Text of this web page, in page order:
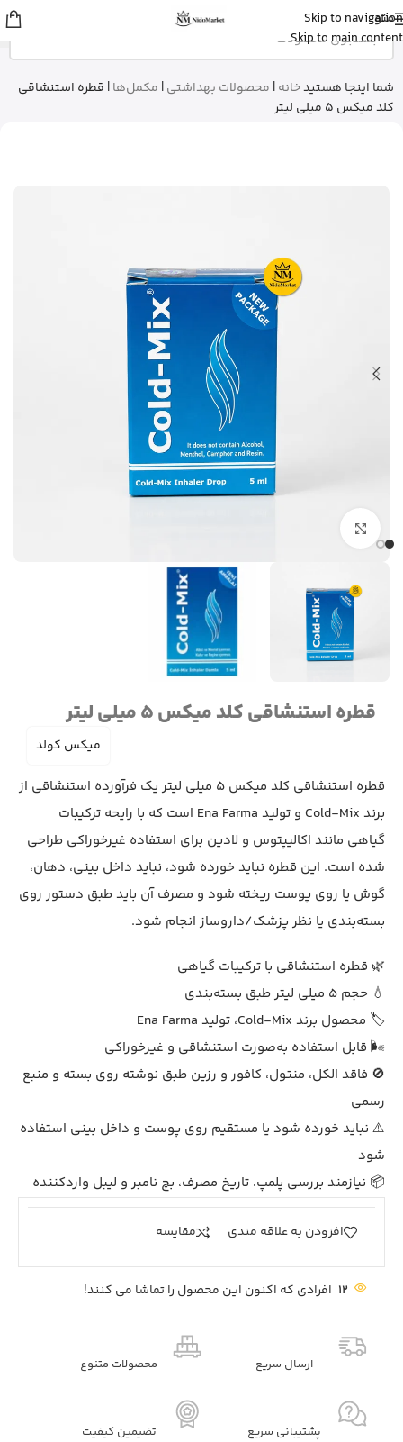
Skip to navigation
Skip to main content
منو
شما اینجا هستیدخانه| محصولات بهداشتی| مکمل‌ها| قطره استنشاقی
کلد میکس 5 میلی لیتر
قطره استنشاقی کلد میکس 5 میلی لیتر
میکس کولد
قطره استنشاقی کلد میکس 5 میلی لیتر یک فرآورده استنشاقی از
برند Cold-Mix و تولید Ena Farma است که با رایحه ترکیبات
گیاهی مانند اکالیپتوس و لادین برای استفاده غیرخوراکی طراحی
شده است. این قطره نباید خورده شود، نباید داخل بینی، دهان،
گوش یا روی پوست ریخته شود و مصرف آن باید طبق دستور روی
بسته‌بندی یا نظر پزشک/داروساز انجام شود.
🌿 قطره استنشاقی با ترکیبات گیاهی
💧 حجم 5 میلی لیتر طبق بسته‌بندی
🏷️ محصول برند Cold-Mix، تولید Ena Farma
🌬️ قابل استفاده به‌صورت استنشاقی و غیرخوراکی
🚫 فاقد الکل، منتول، کافور و رزین طبق نوشته روی بسته و منبع
رسمی
⚠️ نباید خورده شود یا مستقیم روی پوست و داخل بینی استفاده
شود
📦 نیازمند بررسی پلمپ، تاریخ مصرف، بچ نامبر و لیبل واردکننده
افزودن به علاقه مندی مقايسه
12 افرادی که اکنون این محصول را تماشا می کنند!
ارسال سریع محصولات متنوع
پشتیبانی سریع تضیمین کیفیت
Fatemeh از تهران
ادو پرفیوم زنانه بورلی هیلز پولو کلاب رو
9 دقیقه پیش